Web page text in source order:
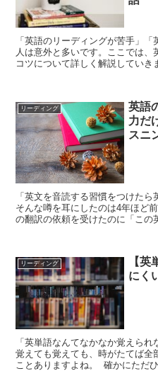
「英語のリーディングが苦手」
人は意外と多いです。ここでは
コツについて詳しく解説していき
リーディング
英語
力だ
スニ
「英文を音読する習慣をつけたら
そんな噂を耳にしたのは4年ほど
の翻訳の依頼を受けたのに「この
リーディング
【
にく
「英単語なんてなかなか覚えら
覚えても覚えても、時がたてば全
ことありますよね。 確かにただひたすら単語帳を眺めているだけで